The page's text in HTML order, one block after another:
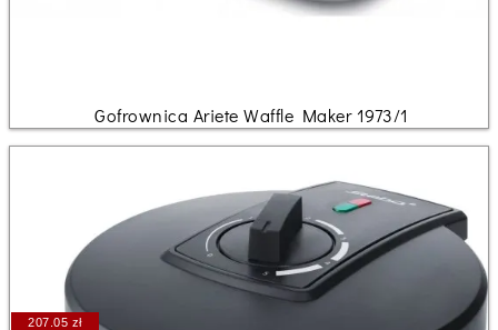
Gofrownica Ariete Waffle Maker 1973/1
207.05 zł